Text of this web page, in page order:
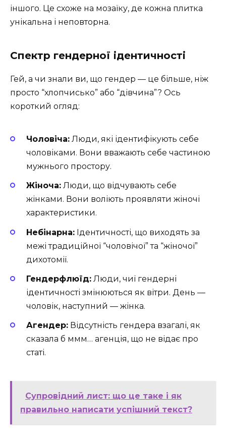
іншого. Це схоже на мозаїку, де кожна плитка
унікальна і неповторна.
Спектр гендерної ідентичності
Гей, а чи знали ви, що гендер — це більше, ніж
просто “хлопчисько” або “дівчина”? Ось
короткий огляд:
Чоловіча: Люди, які ідентифікують себе
чоловіками. Вони вважають себе частиною
мужнього простору.
Жіноча: Люди, що відчувають себе
жінками. Вони воліють проявляти жіночі
характеристики.
Небінарна: Ідентичності, що виходять за
межі традиційної “чоловічої” та “жіночої”
дихотомії.
Гендерфлюїд: Люди, чиї гендерні
ідентичності змінюються як вітри. День —
чоловік, наступний — жінка.
Агендер: Відсутність гендера взагалі, як
сказала б ммм… агенція, що не відає про
статі.
Супровідний лист: що це таке і як
правильно написати успішний текст?